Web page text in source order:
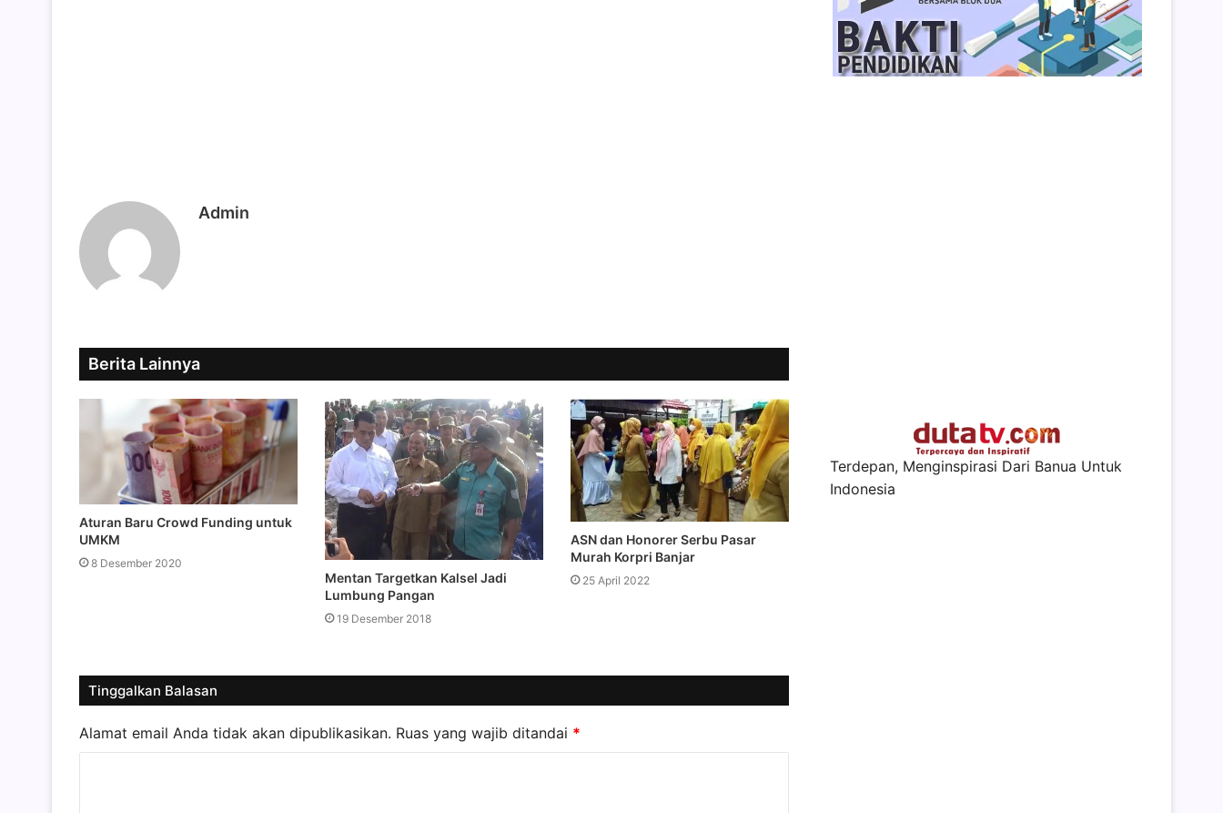
Admin
Berita Lainnya
Aturan Baru Crowd Funding untuk
UMKM
8 Desember 2020
Mentan Targetkan Kalsel Jadi
Lumbung Pangan
19 Desember 2018
ASN dan Honorer Serbu Pasar
Murah Korpri Banjar
25 April 2022
Tinggalkan Balasan
Alamat email Anda tidak akan dipublikasikan. Ruas yang wajib ditandai *
Terdepan, Menginspirasi Dari Banua Untuk
Indonesia